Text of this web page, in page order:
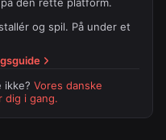
og spil. På under et
ikke? Vores danske
i gang.